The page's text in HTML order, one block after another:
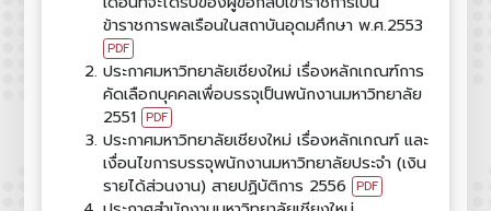
ข้าราชการพลเรือนในสถาบันอุดมศึกษา พ.ศ.2553
PDF
ประกาศมหาวิทยาลัยเชียงใหม่ เรื่องหลักเกณฑ์การ
คัดเลือกบุคคลเพื่อบรรจุเป็นพนักงานมหาวิทยาลัย
2551 PDF
ประกาศมหาวิทยาลัยเชียงใหม่ เรื่องหลักเกณฑ์ และ
เงื่อนไขการบรรจุพนักงานมหาวิทยาลัยประจำ (เงิน
รายได้ส่วนงาน) สายปฏิบัติการ 2556 PDF